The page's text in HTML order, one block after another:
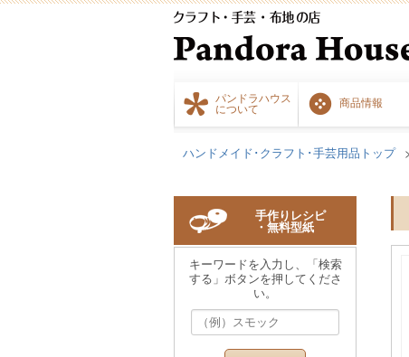
パンドラハウス
について
商品情報
ハンドメイド･クラフト･手芸用品トップ
手作りレシピ
・無料型紙
キーワードを入力し、「検索
する」ボタンを押してくださ
い。